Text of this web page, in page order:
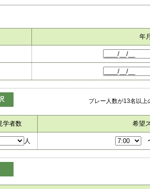
年
プレー人数が13名以
学者数 希望
人